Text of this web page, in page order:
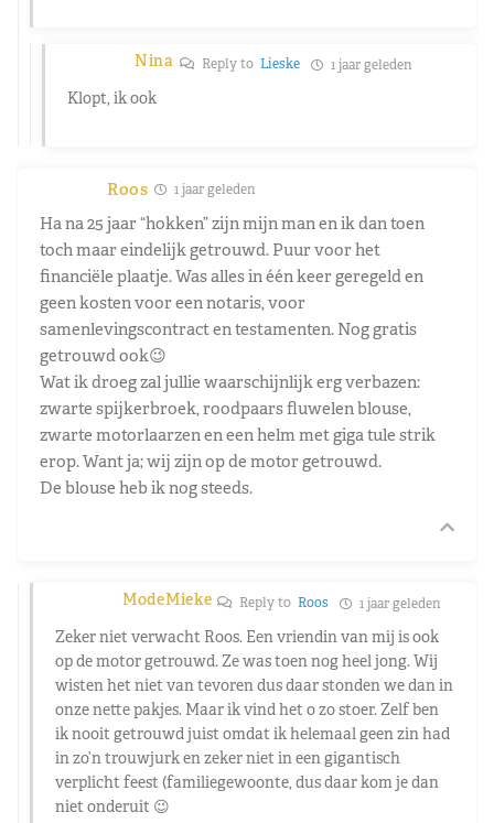
Nina Reply to Lieske 1 jaar geleden
Klopt, ik ook
Roos 1 jaar geleden
Ha na 25 jaar “hokken” zijn mijn man en ik dan toen
toch maar eindelijk getrouwd. Puur voor het
financiële plaatje. Was alles in één keer geregeld en
geen kosten voor een notaris, voor
samenlevingscontract en testamenten. Nog gratis
getrouwd ook😉
Wat ik droeg zal jullie waarschijnlijk erg verbazen:
zwarte spijkerbroek, roodpaars fluwelen blouse,
zwarte motorlaarzen en een helm met giga tule strik
erop. Want ja; wij zijn op de motor getrouwd.
De blouse heb ik nog steeds.
ModeMieke Reply toRoos 1 jaar geleden
Zeker niet verwacht Roos. Een vriendin van mij is ook
op de motor getrouwd. Ze was toen nog heel jong. Wij
wisten het niet van tevoren dus daar stonden we dan in
onze nette pakjes. Maar ik vind het o zo stoer. Zelf ben
ik nooit getrouwd juist omdat ik helemaal geen zin had
in zo’n trouwjurk en zeker niet in een gigantisch
verplicht feest (familiegewoonte, dus daar kom je dan
niet onderuit 😉